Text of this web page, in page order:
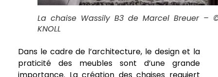
La chaise Wassily B3 de Marcel Breuer –
KNOLL
Dans le cadre de l’architecture, le design et la
praticité des meubles sont d’une grande